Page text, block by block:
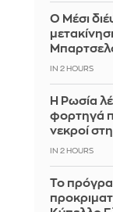
Ο Μέσι
IN 2 HOURS
Η Ρωσία
φορτηγά
νεκροί
IN 2 HOURS
Το